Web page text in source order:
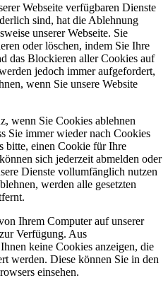
Webseite verfügbaren Dienste
sind, hat die Ablehnung
unserer Webseite. Sie
oder löschen, indem Sie Ihre
das Blockieren aller Cookies auf
jedoch immer aufgefordert,
wenn Sie unsere Website
wenn Sie Cookies ablehnen
Sie immer wieder nach Cookies
bitte, einen Cookie für Ihre
sich jederzeit abmelden oder
Dienste vollumfänglich nutzen
werden alle gesetzten
Ihrem Computer auf unserer
Verfügung. Aus
keine Cookies anzeigen, die
werden. Diese können Sie in den
einsehen.